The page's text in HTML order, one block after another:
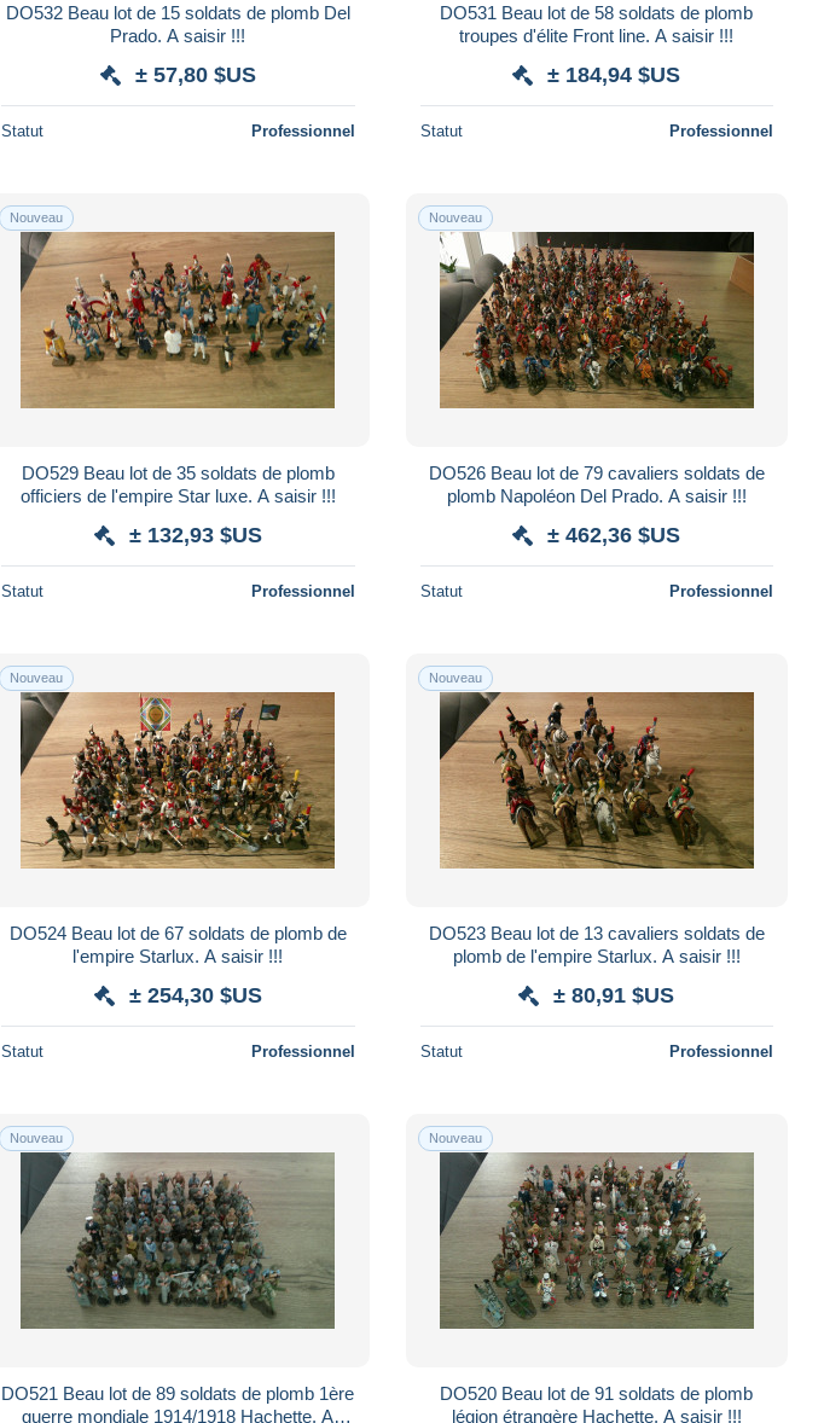
DO532 Beau lot de 15 soldats de plomb Del
Prado. A saisir !!!
± 57,80 $US
Statut Professionnel
DO531 Beau lot de 58 soldats de plomb
troupes d'élite Front line. A saisir !!!
± 184,94 $US
Statut Professionnel
Nouveau
DO529 Beau lot de 35 soldats de plomb
officiers de l'empire Star luxe. A saisir !!!
± 132,93 $US
Statut Professionnel
Nouveau
DO526 Beau lot de 79 cavaliers soldats de
plomb Napoléon Del Prado. A saisir !!!
± 462,36 $US
Statut Professionnel
Nouveau
DO524 Beau lot de 67 soldats de plomb de
l'empire Starlux. A saisir !!!
± 254,30 $US
Statut Professionnel
Nouveau
DO523 Beau lot de 13 cavaliers soldats de
plomb de l'empire Starlux. A saisir !!!
± 80,91 $US
Statut Professionnel
Nouveau
DO521 Beau lot de 89 soldats de plomb 1ère
guerre mondiale 1914/1918 Hachette. A
Nouveau
DO520 Beau lot de 91 soldats de plomb
légion étrangère Hachette. A saisir !!!